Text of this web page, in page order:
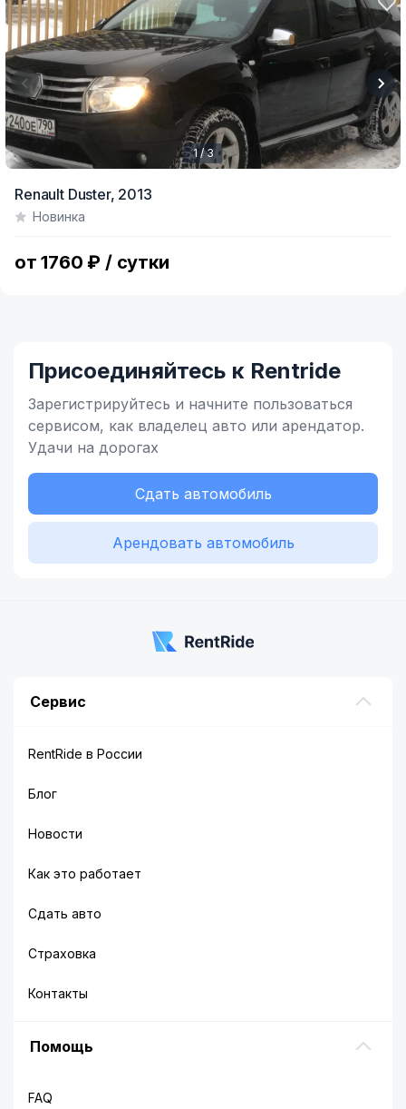
of
1 / 3
Renault Duster, 2013
Новинка
от 1760 ₽ / сутки
Присоединяйтесь к Rentride
Зарегистрируйтесь и начните пользоваться
сервисом, как владелец авто или арендатор.
Удачи на дорогах
Сдать автомобиль
Арендовать автомобиль
Сервис
RentRide в России
Блог
Новости
Как это работает
Сдать авто
Страховка
Контакты
Помощь
FAQ